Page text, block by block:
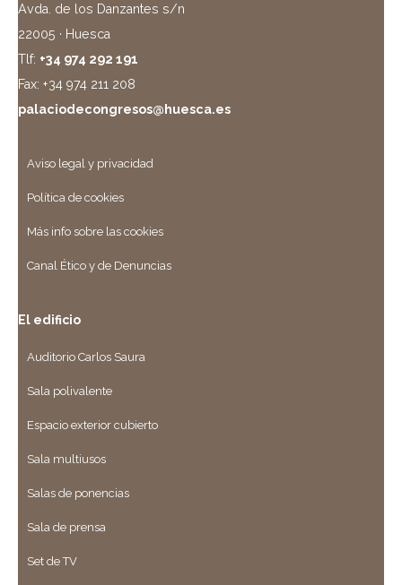
Avda. de los Danzantes s/n
22005 · Huesca
Tlf: +34 974 292 191
Fax: +34 974 211 208
palaciodecongresos@huesca.es
Aviso legal y privacidad
Política de cookies
Más info sobre las cookies
Canal Ético y de Denuncias
El edificio
Auditorio Carlos Saura
Sala polivalente
Espacio exterior cubierto
Sala multiusos
Salas de ponencias
Sala de prensa
Set de TV